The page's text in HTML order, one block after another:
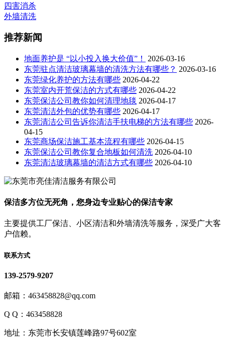
四害消杀
外墙清洗
推荐新闻
地面养护是 “以小投入换大价值”！
2026-03-16
东莞驻点清洁玻璃幕墙的清洗方法有哪些？ 2026-03-16
东莞绿化养护的方法有哪些 2026-04-22
东莞室内开荒保洁的方式有哪些 2026-04-22
东莞保洁公司教你如何清理地毯 2026-04-17
东莞清洁外包的优势有哪些 2026-04-17
东莞清洁公司告诉你清洁手扶电梯的方法有哪些 2026-
04-15
东莞商场保洁施工基本流程有哪些 2026-04-15
东莞保洁公司教你复合地板如何清洗 2026-04-10
东莞清洁玻璃幕墙的清洁方式有哪些 2026-04-10
保洁多方位无死角，您身边专业贴心的保洁专家
主要提供工厂保洁、小区清洁和外墙清洗等服务，深受广大客
户信赖。
联系方式
139-2579-9207
邮箱：463458828@qq.com
Q Q：463458828
地址：东莞市长安镇莲峰路97号602室